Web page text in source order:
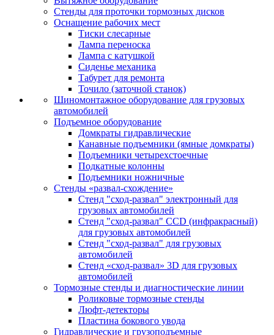
Стенды для проточки тормозных дисков
Оснащение рабочих мест
Тиски слесарные
Лампа переноска
Лампа с катушкой
Сиденье механика
Табурет для ремонта
Точило (заточной станок)
Шиномонтажное оборудование для грузовых
автомобилей
Подъемное оборудование
Домкраты гидравлические
Канавные подъемники (ямные домкраты)
Подъемники четырехстоечные
Подкатные колонны
Подъемники ножничные
Стенды «развал-схождение»
Стенд "сход-развал" электронный для
грузовых автомобилей
Стенд "сход-развал" CCD (инфракрасный)
для грузовых автомобилей
Стенд "сход-развал" для грузовых
автомобилей
Стенд «сход-развал» 3D для грузовых
автомобилей
Тормозные стенды и диагностические линии
Роликовые тормозные стенды
Люфт-детекторы
Пластина бокового увода
Гидравлические и грузоподъемные